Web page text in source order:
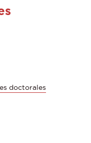
doctorales